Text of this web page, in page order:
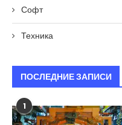
Софт
Техника
ПОСЛЕДНИЕ ЗАПИСИ
1